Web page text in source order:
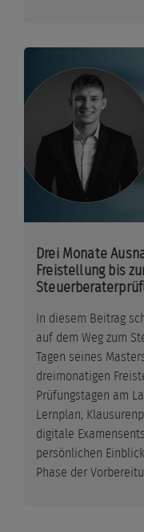
Drei Monate
Freistellung bis
In diesem Beitrag
auf dem Weg zum
Tagen seines
dreimonatigen
Prüfungstagen am
Lernplan,
digitale
persönlichen
Phase der